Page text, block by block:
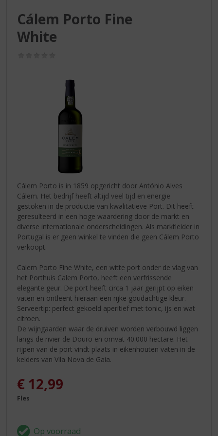
Cálem Porto Fine
White
Cálem Porto is in 1859 opgericht door António Alves
Cálem. Het bedrijf heeft altijd veel tijd en energie
gestoken in de productie van kwalitatieve Port. Dit heeft
geresulteerd in een hoge waardering door de markt en
diverse internationale onderscheidingen. Als marktleider in
Portugal is er geen winkel te vinden die geen Cálem Porto
verkoopt.
Calem Porto Fine White, een witte port onder de vlag van
het Porthuis Calem Porto, heeft een verfrissende
elegante geur. De port heeft circa 1 jaar gerijpt op eiken
vaten en ontleent hieraan een rijke goudachtige kleur.
Serveertip: perfect gekoeld aperitief met tonic, ijs en wat
citroen.
De wijngaarden waar de druiven worden verbouwd liggen
langs de rivier de Douro en omvat 40.000 hectare. Het
rijpen van de port vindt plaats in eikenhouten vaten in de
kelders van Vila Nova de Gaia.
€ 12,99
Fles